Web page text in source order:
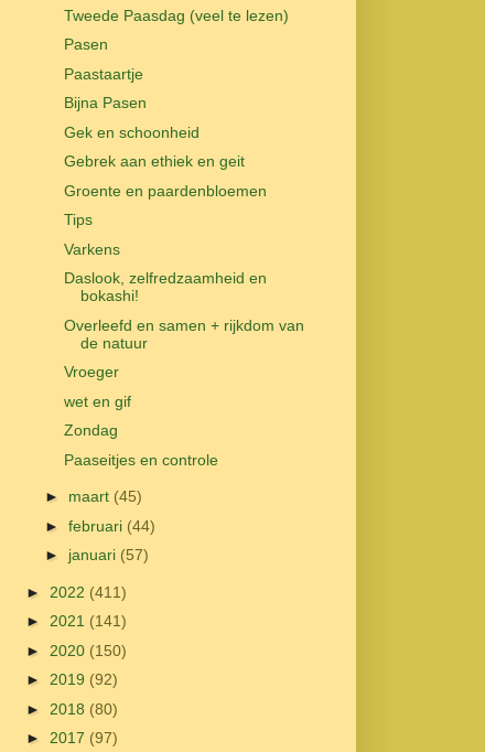
Tweede Paasdag (veel te lezen)
Pasen
Paastaartje
Bijna Pasen
Gek en schoonheid
Gebrek aan ethiek en geit
Groente en paardenbloemen
Tips
Varkens
Daslook, zelfredzaamheid en
bokashi!
Overleefd en samen + rijkdom van
de natuur
Vroeger
wet en gif
Zondag
Paaseitjes en controle
► maart (45)
► februari (44)
► januari (57)
► 2022 (411)
► 2021 (141)
► 2020 (150)
► 2019 (92)
► 2018 (80)
► 2017 (97)